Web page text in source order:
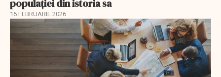
populației din istoria sa
16 FEBRUARIE 2026